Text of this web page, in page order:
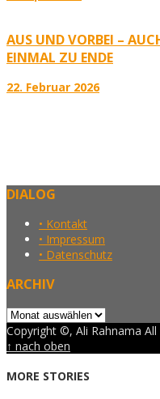
AUS UND VORBEI –
EINMAL ZU ENDE
22. Februar 2026
DIALOG
• Kontakt
• Impressum
• Datenschutz
ARCHIV
Archiv
Copyright ©, Ali Rahnama All
↑ nach oben
MORE STORIES